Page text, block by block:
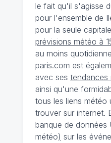
le fait qu'il s'agisse
pour l'ensemble de
pour la seule
prévisions météo à
au moins
paris.com est
avec ses tendances
ainsi qu'une
tous les liens météo
trouver sur internet.
banque de données
météo) sur les